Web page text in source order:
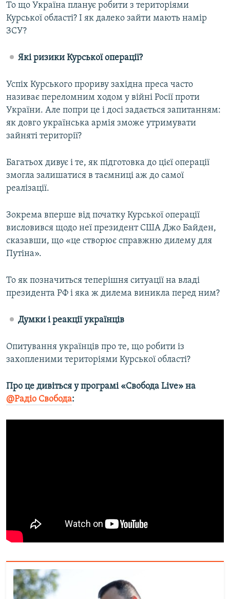
То що Україна планує робити з територіями
Курської області? І як далеко зайти мають намір
ЗСУ?
Які ризики Курської операції?
Успіх Курського прориву західна преса часто
називає переломним ходом у війні Росії проти
України. Але попри це і досі задається запитанням:
як довго українська армія зможе утримувати
зайняті території?
Багатьох дивує і те, як підготовка до цієї операції
змогла залишатися в таємниці аж до самої
реалізації.
Зокрема вперше від початку Курської операції
висловився щодо неї президент США Джо Байден,
сказавши, що «це створює справжню дилему для
Путіна».
То як позначиться теперішня ситуації на владі
президента РФ і яка ж дилема виникла перед ним?
Думки і реакції українців
Опитування українців про те, що робити із
захопленими територіями Курської області?
Про це дивіться у програмі «Свобода Live» на
@Радіо Свобода: